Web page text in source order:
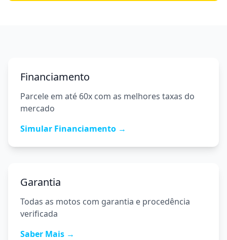
Financiamento
Parcele em até 60x com as melhores taxas do
mercado
Simular Financiamento →
Garantia
Todas as motos com garantia e procedência
verificada
Saber Mais →